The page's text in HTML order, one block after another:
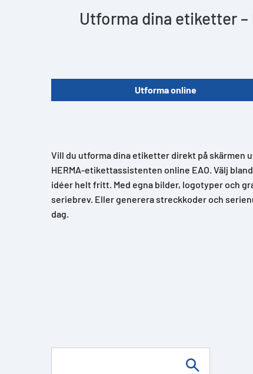
Utforma dina etiketter
Utforma online
Vill du utforma dina etiketter direkt på skärmen
HERMA-etikettassistenten online EAO. Välj
idéer helt fritt. Med egna bilder, logotyper och
seriebrev. Eller generera streckkoder och
dag.